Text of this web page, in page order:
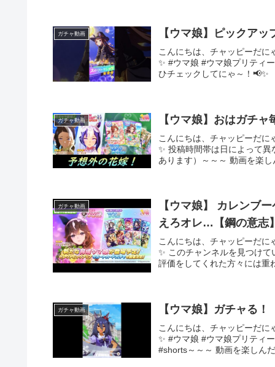
ガチャ動画 【ウマ娘】ピックア
こんにちは、チャッピーだに
✨ #ウマ娘 #ウマ娘プリティ
ひチェックしてにゃ～！📢✨
ガチャ動画 【ウマ娘】おはガチ
こんにちは、チャッピーだ
✨ 投稿時間帯は日によって
あります）～～～ 動画を楽
ガチャ動画
【ウマ娘】 カレンブ
えろオレ…【鋼の意志
こんにちは、チャッピーだに
✨ このチャンネルを見つけ
評価をしてくれた方々には重
ガチャ動画 【ウマ娘】ガチャる！
こんにちは、チャッピーだ
✨ #ウマ娘 #ウマ娘プリティ
#shorts～～～ 動画を楽しん